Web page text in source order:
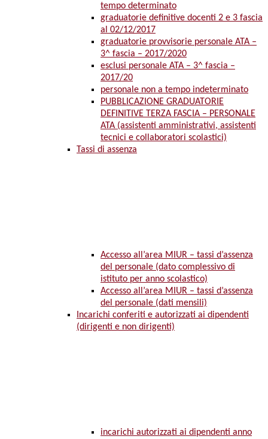
tempo determinato
graduatorie definitive docenti 2 e 3 fascia
al 02/12/2017
graduatorie provvisorie personale ATA –
3^ fascia – 2017/2020
esclusi personale ATA – 3^ fascia –
2017/20
personale non a tempo indeterminato
PUBBLICAZIONE GRADUATORIE
DEFINITIVE TERZA FASCIA – PERSONALE
ATA (assistenti amministrativi, assistenti
tecnici e collaboratori scolastici)
Tassi di assenza
Accesso all’area MIUR – tassi d’assenza
del personale (dato complessivo di
istituto per anno scolastico)
Accesso all’area MIUR – tassi d’assenza
del personale (dati mensili)
Incarichi conferiti e autorizzati ai dipendenti
(dirigenti e non dirigenti)
incarichi autorizzati ai dipendenti anno